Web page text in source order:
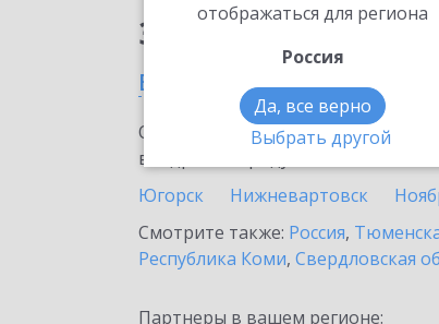
отображаться для региона
Россия
Да, все верно
Выбрать другой
Заказать
в Пыть-Яхе
Ознакомьтесь с
внедрение продукта.
Югорск
Нижневартовск
Смотрите также: Россия,
Республика Коми, Свердловская
Партнеры в вашем регионе: